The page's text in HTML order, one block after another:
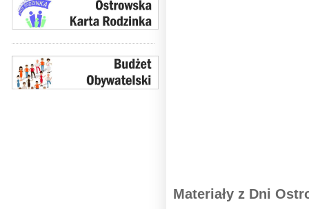
Materiały z Dni